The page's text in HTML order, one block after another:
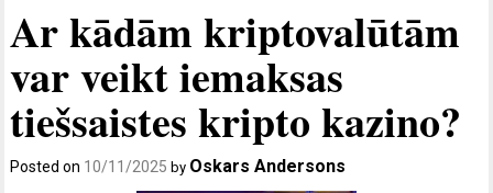
Ar kādām kriptovalūtām
var veikt iemaksas
tiešsaistes kripto kazino?
Posted on 10/11/2025 by Oskars Andersons